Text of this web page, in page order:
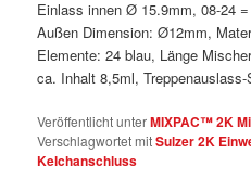
Einlass innen Ø 15.9mm, 08-24
Außen Dimension: Ø12mm,
Elemente: 24 blau, Länge
ca. Inhalt 8,5ml,
Veröffentlicht unterMIXPAC™ 2K
Verschlagwortet mitSulzer 2K
Kelchanschluss